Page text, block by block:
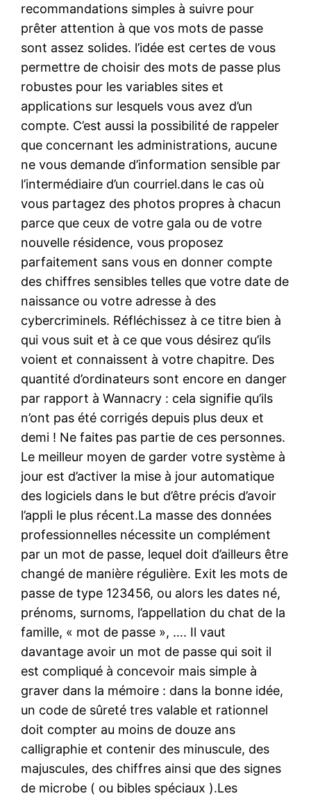
recommandations simples à suivre pour
prêter attention à que vos mots de passe
sont assez solides. l’idée est certes de vous
permettre de choisir des mots de passe plus
robustes pour les variables sites et
applications sur lesquels vous avez d’un
compte. C’est aussi la possibilité de rappeler
que concernant les administrations, aucune
ne vous demande d’information sensible par
l’intermédiaire d’un courriel.dans le cas où
vous partagez des photos propres à chacun
parce que ceux de votre gala ou de votre
nouvelle résidence, vous proposez
parfaitement sans vous en donner compte
des chiffres sensibles telles que votre date de
naissance ou votre adresse à des
cybercriminels. Réfléchissez à ce titre bien à
qui vous suit et à ce que vous désirez qu’ils
voient et connaissent à votre chapitre. Des
quantité d’ordinateurs sont encore en danger
par rapport à Wannacry : cela signifie qu’ils
n’ont pas été corrigés depuis plus deux et
demi ! Ne faites pas partie de ces personnes.
Le meilleur moyen de garder votre système à
jour est d’activer la mise à jour automatique
des logiciels dans le but d’être précis d’avoir
l’appli le plus récent.La masse des données
professionnelles nécessite un complément
par un mot de passe, lequel doit d’ailleurs être
changé de manière régulière. Exit les mots de
passe de type 123456, ou alors les dates né,
prénoms, surnoms, l’appellation du chat de la
famille, « mot de passe », …. Il vaut
davantage avoir un mot de passe qui soit il
est compliqué à concevoir mais simple à
graver dans la mémoire : dans la bonne idée,
un code de sûreté tres valable et rationnel
doit compter au moins de douze ans
calligraphie et contenir des minuscule, des
majuscules, des chiffres ainsi que des signes
de microbe ( ou bibles spéciaux ).Les